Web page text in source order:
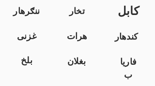
ننګرهار تخار کابل
غزنی هرات
کندهار
بلخ
بغلان
فاریا
ب